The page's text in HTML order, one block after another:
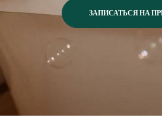
ЗАПИСАТЬСЯ НА